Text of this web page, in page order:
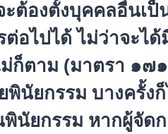
ะต้องตั้งบุคคลอื่นเป็
อไปได้ ไม่ว่าจะไ
ก็ตาม (มาตรา ๑
พินัยกรรม บางครั้ง
พินัยกรรม หากผู้จัด